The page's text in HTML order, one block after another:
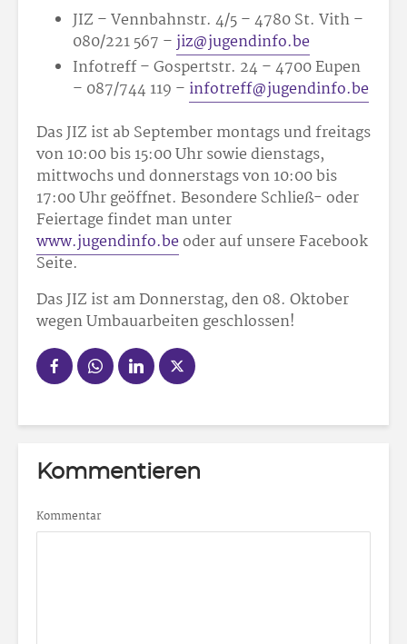
JIZ – Vennbahnstr. 4/5 – 4780 St. Vith –
080/221 567 – jiz@jugendinfo.be
Infotreff – Gospertstr. 24 – 4700 Eupen
– 087/744 119 – infotreff@jugendinfo.be
Das JIZ ist ab September montags und freitags
von 10:00 bis 15:00 Uhr sowie dienstags,
mittwochs und donnerstags von 10:00 bis
17:00 Uhr geöffnet. Besondere Schließ- oder
Feiertage findet man unter
www.jugendinfo.beoder auf unsere Facebook
Seite.
Das JIZ ist am Donnerstag, den 08. Oktober
wegen Umbauarbeiten geschlossen!
Kommentieren
Kommentar